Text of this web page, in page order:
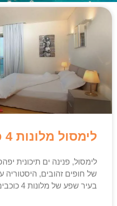
לימסול מלונות 4 כוכבים
לימסול, פנינה ים תיכונית
של חופים זהובים, היסטוריה
בעיר שפע של מלונות 4 כוכבים, המציעים חווית אירוח